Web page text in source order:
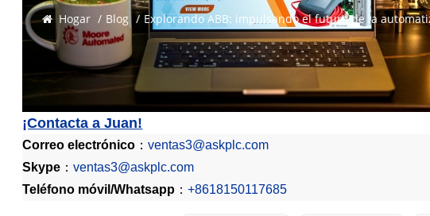
Hogar / Blog / Explorando ABB: impulsando el futuro de la
¡Contacta a Juan!
Correo electrónico ：ventas3@askplc.com
Skype ：ventas3@askplc.com
Teléfono móvil/Whatsapp ：+8618150117685